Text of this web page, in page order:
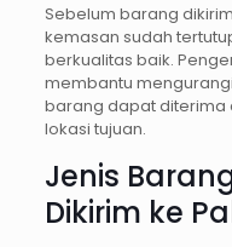
Sebelum barang
kemasan sudah
berkualitas baik.
membantu
barang dapat diterima
lokasi tujuan.
Jenis
Dikirim ke